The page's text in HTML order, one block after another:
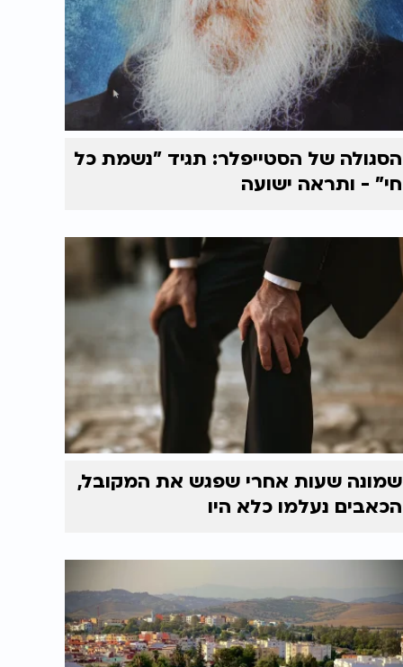
הסגולה של הסטייפלר: תגיד "נשמת כל
חי" - ותראה ישועה
שמונה שעות אחרי שפגש את המקובל,
הכאבים נעלמו כלא היו